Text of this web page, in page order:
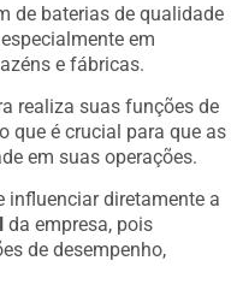
de baterias de qualidade
em
e fábricas.
realiza suas funções de
que é crucial para que as
em suas operações.
influenciar diretamente a
da empresa, pois
de desempenho,